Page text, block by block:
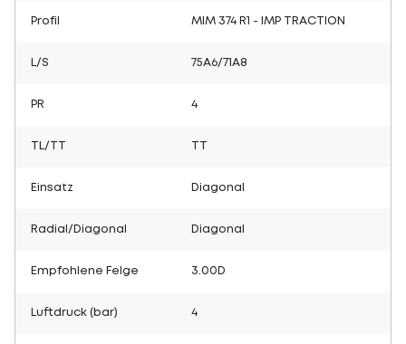
Profil MIM 374 R1 - IMP TRACTION
L/S 75A6/71A8
PR 4
TL/TT
Einsatz Diagonal
Radial/Diagonal Diagonal
Empfohlene Felge 3.00D
Luftdruck (bar) 4